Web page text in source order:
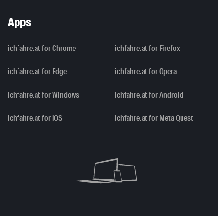
Apps
ichfahre.at for Chrome ichfahre.at for Firefox
ichfahre.at for Edge ichfahre.at for Opera
ichfahre.at for Windows ichfahre.at for Android
ichfahre.at for iOS ichfahre.at for Meta Quest